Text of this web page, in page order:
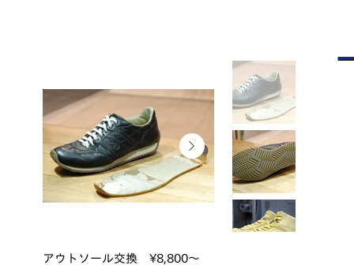
アウトソール交換 ¥8,800～